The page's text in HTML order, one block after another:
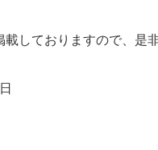
載しておりますので、是